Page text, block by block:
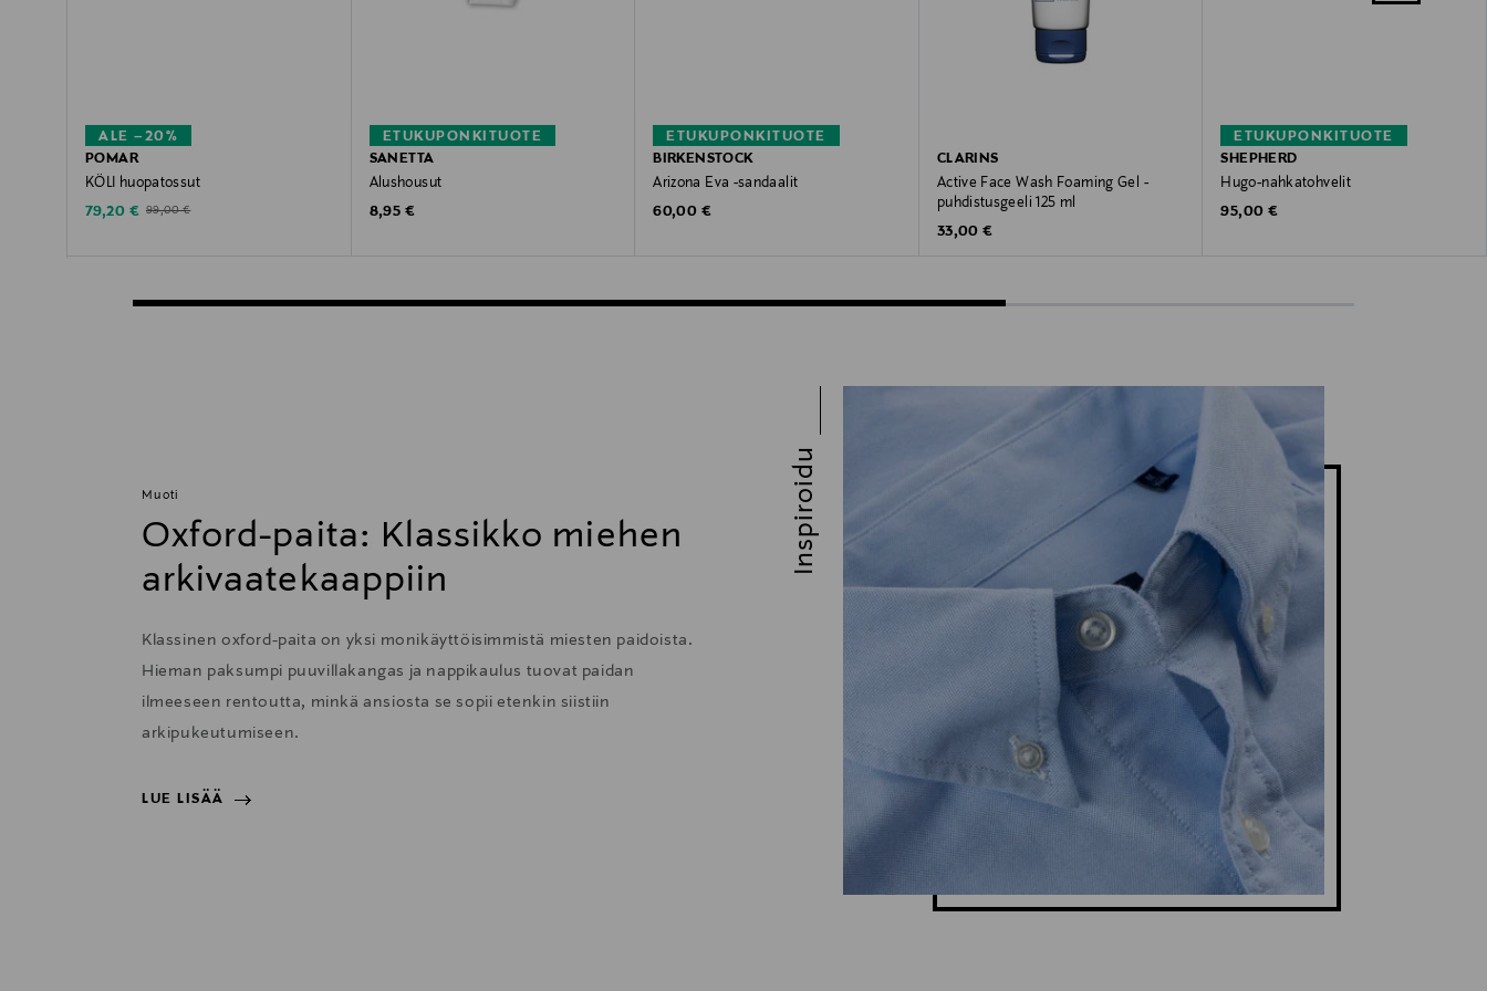
ALE –20%
POMAR
KÖLI huopatossut
Discounted Price
79,20 € Original Price
99,00 €
ETUKUPONKITUOTE
SANETTA
Alushousut
Original Price
8,95 €
ETUKUPONKITUOTE
BIRKENSTOCK
Arizona Eva -sandaalit
Original Price
60,00 €
CLARINS
Active Face Wash Foaming Gel -
puhdistusgeeli 125 ml
Original Price
33,00 €
ETUKUPONKITUOTE
SHEPHERD
Hugo-nahkatohvelit
Original Price
95,00 €
Muoti
Oxford-paita: Klassikko miehen
arkivaatekaappiin
Klassinen oxford-paita on yksi monikäyttöisimmistä miesten paidoista.
Hieman paksumpi puuvillakangas ja nappikaulus tuovat paidan
ilmeeseen rentoutta, minkä ansiosta se sopii etenkin siistiin
arkipukeutumiseen.
LUE LISÄÄ
Inspiroidu